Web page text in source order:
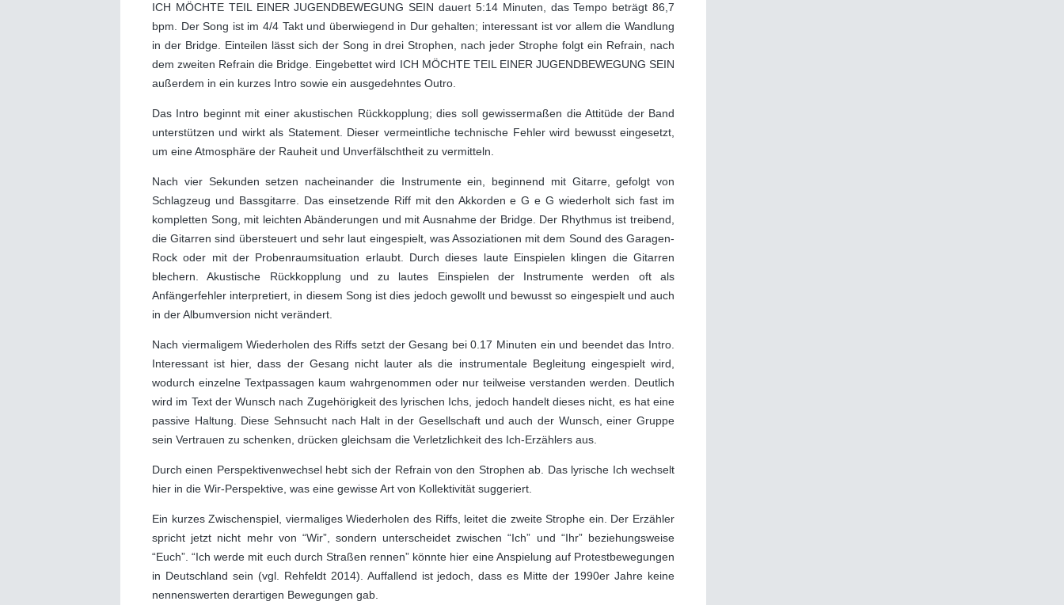
ICH MÖCHTE TEIL EINER JUGENDBEWEGUNG SEIN dauert 5:14 Minuten, das Tempo beträgt 86,7
bpm. Der Song ist im 4/4 Takt und überwiegend in Dur gehalten; interessant ist vor allem die Wandlung
in der Bridge. Einteilen lässt sich der Song in drei Strophen, nach jeder Strophe folgt ein Refrain, nach
dem zweiten Refrain die Bridge. Eingebettet wird ICH MÖCHTE TEIL EINER JUGENDBEWEGUNG SEIN
außerdem in ein kurzes Intro sowie ein ausgedehntes Outro.
Das Intro beginnt mit einer akustischen Rückkopplung; dies soll gewissermaßen die Attitüde der Band
unterstützen und wirkt als Statement. Dieser vermeintliche technische Fehler wird bewusst eingesetzt,
um eine Atmosphäre der Rauheit und Unverfälschtheit zu vermitteln.
Nach vier Sekunden setzen nacheinander die Instrumente ein, beginnend mit Gitarre, gefolgt von
Schlagzeug und Bassgitarre. Das einsetzende Riff mit den Akkorden e G e G wiederholt sich fast im
kompletten Song, mit leichten Abänderungen und mit Ausnahme der Bridge. Der Rhythmus ist treibend,
die Gitarren sind übersteuert und sehr laut eingespielt, was Assoziationen mit dem Sound des Garagen-
Rock oder mit der Probenraumsituation erlaubt. Durch dieses laute Einspielen klingen die Gitarren
blechern. Akustische Rückkopplung und zu lautes Einspielen der Instrumente werden oft als
Anfängerfehler interpretiert, in diesem Song ist dies jedoch gewollt und bewusst so eingespielt und auch
in der Albumversion nicht verändert.
Nach viermaligem Wiederholen des Riffs setzt der Gesang bei 0.17 Minuten ein und beendet das Intro.
Interessant ist hier, dass der Gesang nicht lauter als die instrumentale Begleitung eingespielt wird,
wodurch einzelne Textpassagen kaum wahrgenommen oder nur teilweise verstanden werden. Deutlich
wird im Text der Wunsch nach Zugehörigkeit des lyrischen Ichs, jedoch handelt dieses nicht, es hat eine
passive Haltung. Diese Sehnsucht nach Halt in der Gesellschaft und auch der Wunsch, einer Gruppe
sein Vertrauen zu schenken, drücken gleichsam die Verletzlichkeit des Ich-Erzählers aus.
Durch einen Perspektivenwechsel hebt sich der Refrain von den Strophen ab. Das lyrische Ich wechselt
hier in die Wir-Perspektive, was eine gewisse Art von Kollektivität suggeriert.
Ein kurzes Zwischenspiel, viermaliges Wiederholen des Riffs, leitet die zweite Strophe ein. Der Erzähler
spricht jetzt nicht mehr von “Wir”, sondern unterscheidet zwischen “Ich” und “Ihr” beziehungsweise
“Euch”. “Ich werde mit euch durch Straßen rennen” könnte hier eine Anspielung auf Protestbewegungen
in Deutschland sein (vgl. Rehfeldt 2014). Auffallend ist jedoch, dass es Mitte der 1990er Jahre keine
nennenswerten derartigen Bewegungen gab.